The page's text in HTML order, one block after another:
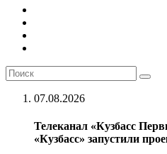
07.08.2026
Телеканал «Кузбасс
«Кузбасс» запустили